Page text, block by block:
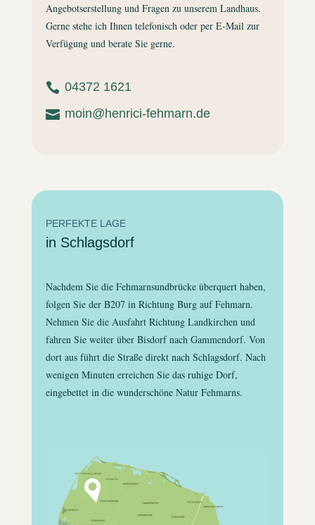
Angebotserstellung und Fragen zu unserem Landhaus.
Gerne stehe ich Ihnen telefonisch oder per E-Mail zur
Verfügung und berate Sie gerne.
 04372 1621
 moin@henrici-fehmarn.de
PERFEKTE LAGE
in Schlagsdorf
Nachdem Sie die Fehmarnsundbrücke überquert haben,
folgen Sie der B207 in Richtung Burg auf Fehmarn.
Nehmen Sie die Ausfahrt Richtung Landkirchen und
fahren Sie weiter über Bisdorf nach Gammendorf. Von
dort aus führt die Straße direkt nach Schlagsdorf. Nach
wenigen Minuten erreichen Sie das ruhige Dorf,
eingebettet in die wunderschöne Natur Fehmarns.